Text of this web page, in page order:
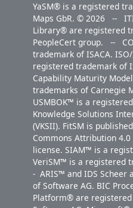
YaSM® is a registered
Maps GbR. © 2026 --
Library® are registered
PeopleCert group. --
trademark of ISACA.
registered trademark of
Capability Maturity
trademarks of Carnegie
USMBOK™ is a
Knowledge Solutions
(VKSII). FitSM is
Commons Attribution 4.0
license. SIAM™ is a
VeriSM™ is a registered
- ARIS™ and IDS Scheer
of Software AG. BIC
Platform® are registered